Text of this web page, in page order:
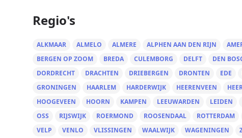
Regio's
ALKMAAR ALMELO ALMERE ALPHEN AAN DEN RIJN
BERGEN OP ZOOM
BREDA CULEMBORG DELFT DEN
DORDRECHT
DRACHTEN DRIEBERGEN DRONTEN EDE
GRONINGEN
HAARLEM HARDERWIJK HEERENVEEN
HOOGEVEEN
HOORN KAMPEN LEEUWARDEN LEIDEN
OSS
RIJSWIJK ROERMOND ROOSENDAAL ROTTERDAM
VELP
VENLO VLISSINGEN WAALWIJK WAGENINGEN